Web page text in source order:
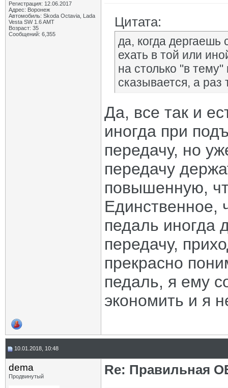
Регистрация: 12.06.2017
Адрес: Воронеж
Автомобиль: Skoda Octavia, Lada
Vesta SW 1.6 AMT
Возраст: 35
Сообщений: 6,355
Цитата:
да, когда
ехать в той или
на столько "в
сказывается, а раз
Да, все так и
иногда при
передачу, но
передачу
повышенную,
Единственное,
педаль иногда
передачу,
прекрасно
педаль, я ему
экономить и я
10.01.2018, 10:48
dema
Продвинутый Re: Правильная